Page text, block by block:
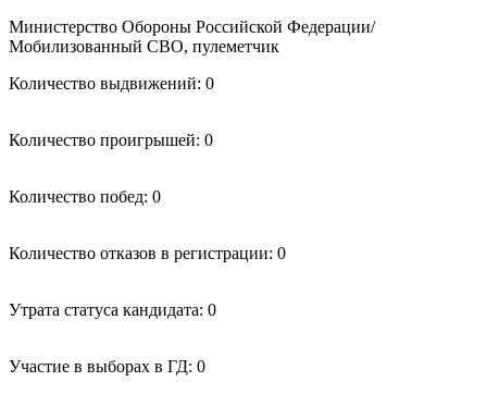
Министерство Обороны Российской Федерации/
Мобилизованный СВО, пулеметчик
Количество выдвижений: 0
Количество проигрышей: 0
Количество побед: 0
Количество отказов в регистрации: 0
Утрата статуса кандидата: 0
Участие в выборах в ГД: 0